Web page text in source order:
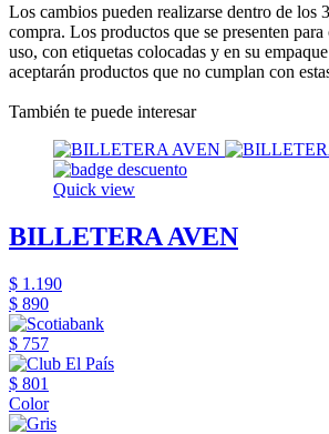
Los cambios pueden realizarse dentro de los
compra. Los productos que se presenten
uso, con etiquetas colocadas y en su
aceptarán productos que no cumplan con
También te puede interesar
Quick view
BILLETERA AVEN
$ 1.190
$ 890
$ 757
$ 801
Color